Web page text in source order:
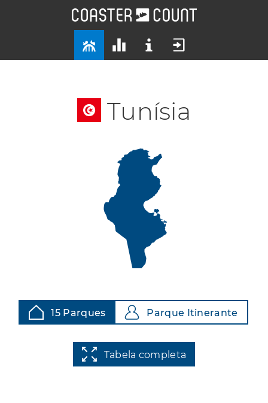
Tunísia
15 Parques Parque Itinerante
Tabela completa